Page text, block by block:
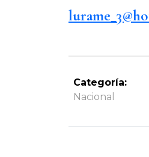
Categoría:
Nacional